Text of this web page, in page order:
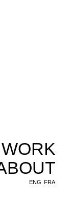
WORK
ENG FRA